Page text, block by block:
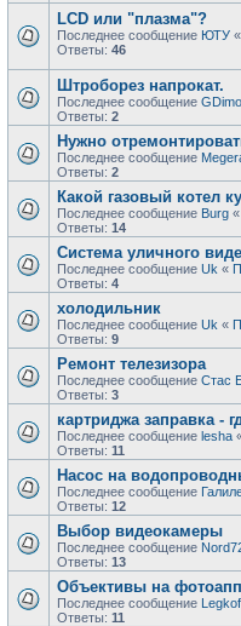
LCD или "плазма"?
Последнее сообщение ЮТУ «
Ответы: 46
Штроборез напрокат.
Последнее сообщение
Ответы: 2
Нужно
Последнее сообщение
Ответы: 2
Какой газовый котел
Последнее сообщение Burg «
Ответы: 14
Система уличного
Последнее сообщение Uk «
Ответы: 4
холодильник
Последнее сообщение Uk «
Ответы: 9
Ремонт телезизора
Последнее сообщение Стас
Ответы: 3
картриджа заправка -
Последнее сообщение lesha
Ответы: 11
Насос на
Последнее сообщение
Ответы: 12
Выбор видеокамеры
Последнее сообщение
Ответы: 13
Объективы на
Последнее сообщение
Ответы: 11